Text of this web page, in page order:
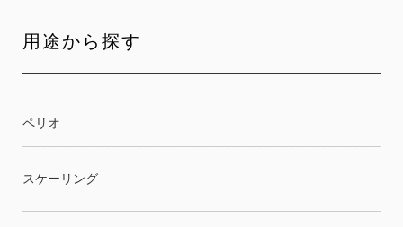
用途から探す
ペリオ
スケーリング